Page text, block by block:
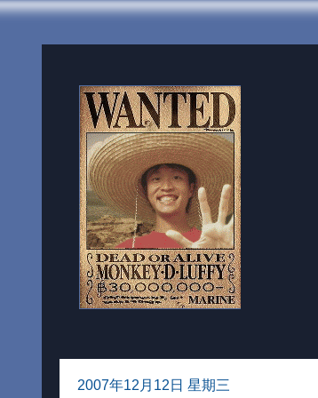
2007年12月12日 星期三